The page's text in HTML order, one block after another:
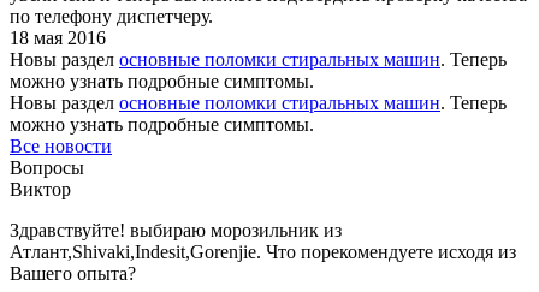
по телефону диспетчеру.
18 мая 2016
Новы раздел основные поломки стиральных машин. Теперь
можно узнать подробные симптомы.
Новы раздел основные поломки стиральных машин. Теперь
можно узнать подробные симптомы.
Все новости
Вопросы
Виктор
Здравствуйте! выбираю морозильник из
Атлант,Shivaki,Indesit,Gorenjie. Что порекомендуете иcходя из
Вашего опыта?